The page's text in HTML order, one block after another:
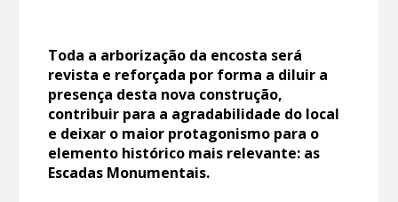
Toda a arborização da encosta será
revista e reforçada por forma a diluir a
presença desta nova construção,
contribuir para a agradabilidade do local
e deixar o maior protagonismo para o
elemento histórico mais relevante: as
Escadas Monumentais.